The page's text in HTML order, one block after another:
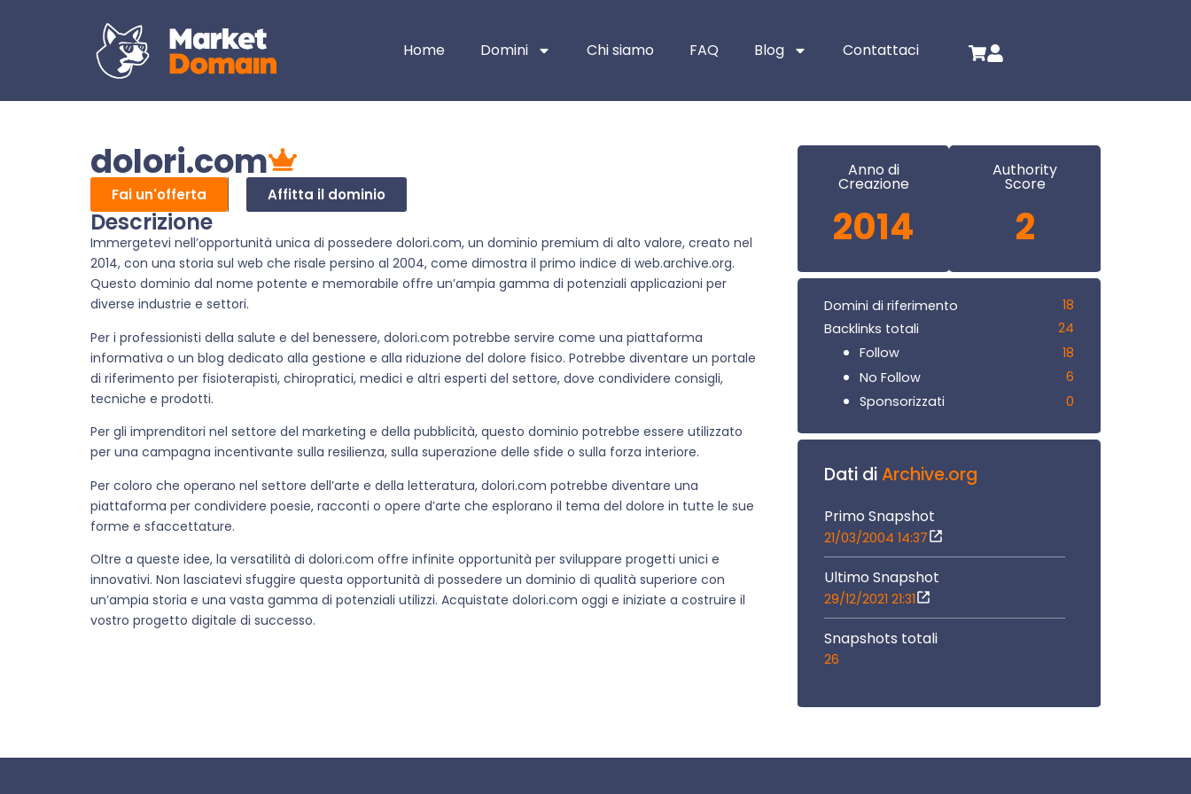
Home Domini Chi siamo FAQ Blog Contattaci
dolori.com
Fai un'offerta Affitta il dominio
Descrizione
Immergetevi nell’opportunità unica di possedere dolori.com, un dominio premium di alto valore, creato nel
2014, con una storia sul web che risale persino al 2004, come dimostra il primo indice di web.archive.org.
Questo dominio dal nome potente e memorabile offre un’ampia gamma di potenziali applicazioni per
diverse industrie e settori.
Per i professionisti della salute e del benessere, dolori.com potrebbe servire come una piattaforma
informativa o un blog dedicato alla gestione e alla riduzione del dolore fisico. Potrebbe diventare un portale
di riferimento per fisioterapisti, chiropratici, medici e altri esperti del settore, dove condividere consigli,
tecniche e prodotti.
Per gli imprenditori nel settore del marketing e della pubblicità, questo dominio potrebbe essere utilizzato
per una campagna incentivante sulla resilienza, sulla superazione delle sfide o sulla forza interiore.
Per coloro che operano nel settore dell’arte e della letteratura, dolori.com potrebbe diventare una
piattaforma per condividere poesie, racconti o opere d’arte che esplorano il tema del dolore in tutte le sue
forme e sfaccettature.
Oltre a queste idee, la versatilità di dolori.com offre infinite opportunità per sviluppare progetti unici e
innovativi. Non lasciatevi sfuggire questa opportunità di possedere un dominio di qualità superiore con
un’ampia storia e una vasta gamma di potenziali utilizzi. Acquistate dolori.com oggi e iniziate a costruire il
vostro progetto digitale di successo.
Anno di
Creazione
2014
Authority
Score
2
Domini di riferimento
18
Backlinks totali
24
Follow
18
No Follow
6
Sponsorizzati
0
Dati diArchive.org
Primo Snapshot
21/03/2004 14:37
Ultimo Snapshot
29/12/2021 21:31
Snapshots totali
26